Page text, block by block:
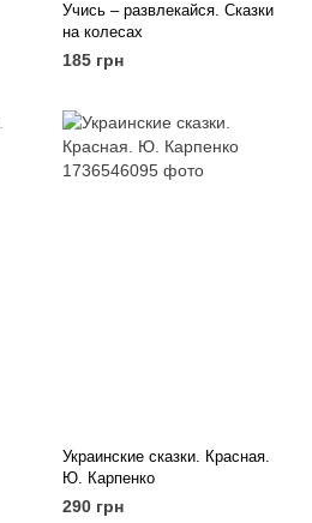
Учись – развлекайся. Сказки
на колесах
185 грн
Украинские сказки. Красная.
Ю. Карпенко
290 грн